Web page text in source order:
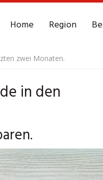
Home Region
zwei Monaten.
in den